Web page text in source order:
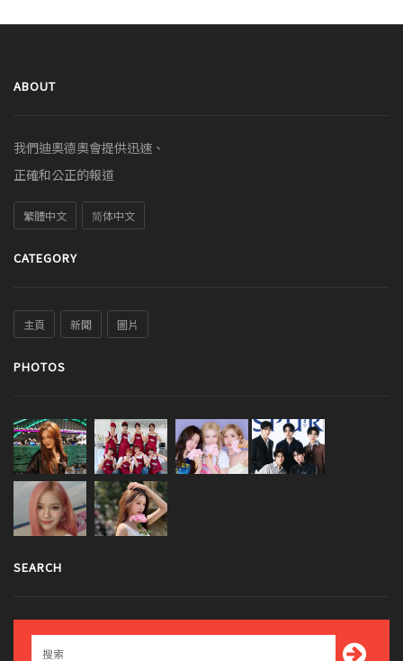
ABOUT
我們迪奧德奧會提供迅速、
正確和公正的報道
繁體中文 简体中文
CATEGORY
主頁 新聞 圖片
PHOTOS
SEARCH